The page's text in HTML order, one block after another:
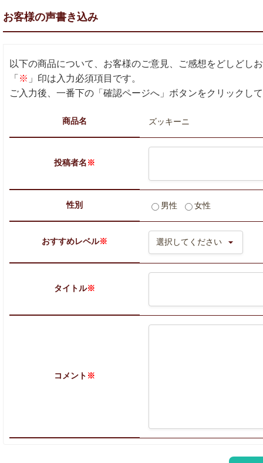
お客様の声書き込み
以下の商品について、お客様のご意見、ご感想をどしどし
「 ※ 」印は入力必須項目です。
ご入力後、一番下の「確認ページへ」ボタンをクリックし
商品名 ズッキーニ
投稿者名 ※
性別 男性 女性
おすすめレベル※
タイトル※
コメント ※